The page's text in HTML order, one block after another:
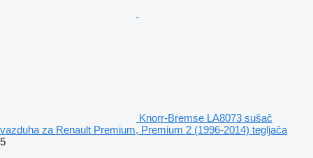
Knorr-Bremse LA8073 sušač
vazduha za Renault Premium, Premium 2 (1996-2014) tegljača
5